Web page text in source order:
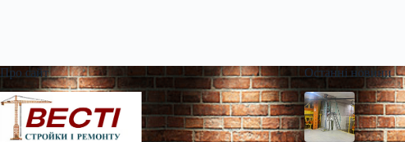
Про сайт Останні новини